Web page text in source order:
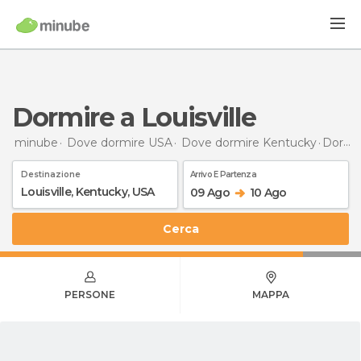
Dormire a Louisville
minube Dove dormire USA Dove dormire Kentucky Dormire
Destinazione Arrivo E Partenza
09 Ago 10 Ago
Cerca
PERSONE MAPPA